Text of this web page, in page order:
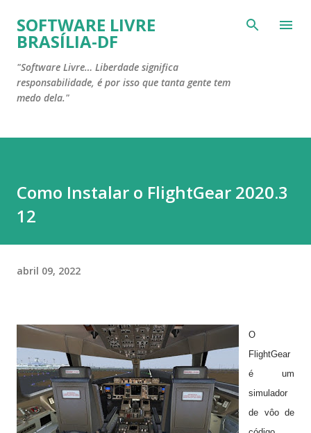
Pular para o conteúdo principal
SOFTWARE LIVRE
BRASÍLIA-DF
"Software Livre… Liberdade significa
responsabilidade, é por isso que tanta gente tem
medo dela."
Como Instalar o FlightGear 2020.3
12
abril 09, 2022
O
FlightGear
é um
simulador
de vôo de